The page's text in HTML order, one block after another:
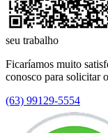
seu trabalho
Ficaríamos muito
conosco para solicitar
(63) 99129-5554